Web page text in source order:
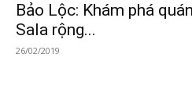
Bảo Lộc: Khám phá
Sala rộng...
26/02/2019